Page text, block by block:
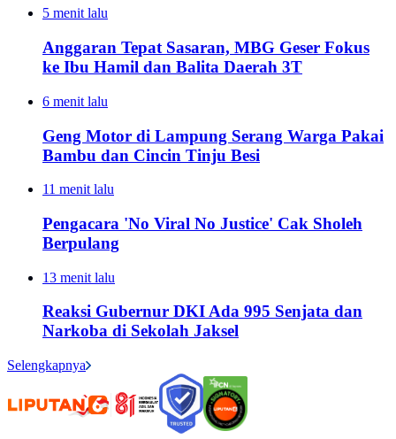
5 menit lalu
Anggaran Tepat Sasaran, MBG Geser Fokus
ke Ibu Hamil dan Balita Daerah 3T
6 menit lalu
Geng Motor di Lampung Serang Warga Pakai
Bambu dan Cincin Tinju Besi
11 menit lalu
Pengacara 'No Viral No Justice' Cak Sholeh
Berpulang
13 menit lalu
Reaksi Gubernur DKI Ada 995 Senjata dan
Narkoba di Sekolah Jaksel
Selengkapnya